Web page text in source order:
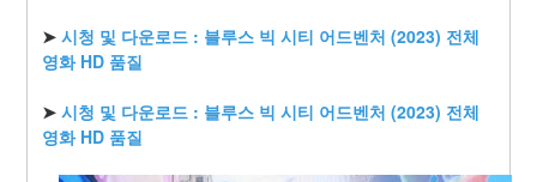
➤ 시청 및 다운로드 : 블루스 빅 시티 어드벤처 (2023) 전체
영화 HD 품질
➤ 시청 및 다운로드 : 블루스 빅 시티 어드벤처 (2023) 전체
영화 HD 품질